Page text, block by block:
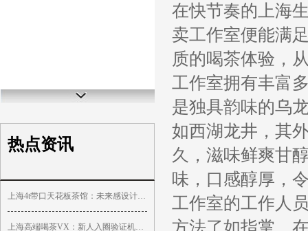
热点资讯
上海4t带口天花板茶馆：未来感设计颠覆传统印象_391
上海高端喝茶VX：新人入圈验证机制_418
在快节奏的上海
卖工作室便能满
质的喝茶体验，
工作室拥有丰富
是独具韵味的乌
如西湖龙井，其
久，滋味鲜爽甘
味，口感醇厚，
工作室的工作人